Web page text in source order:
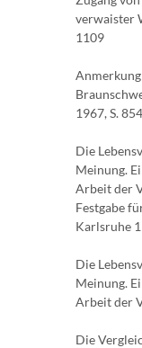
verwaister
1109
1967, S. 854
Die
Meinung.
Arbeit der
Festgabe
Karlsruhe
Die
Meinung.
Arbeit der
Die